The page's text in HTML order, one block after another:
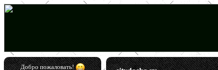
Добро пожаловать!